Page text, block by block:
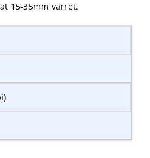
15-35mm varret.